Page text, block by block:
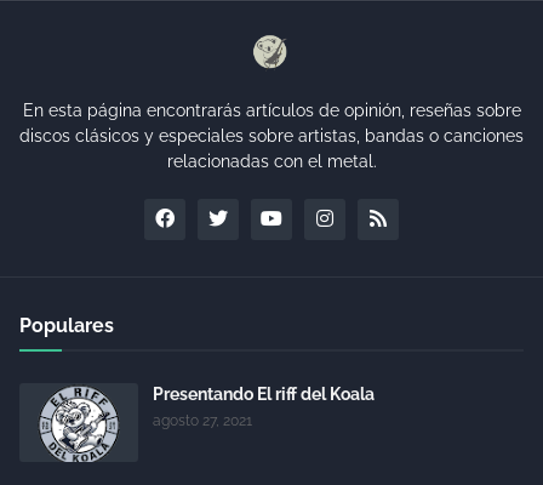
En esta página encontrarás artículos de opinión, reseñas sobre
discos clásicos y especiales sobre artistas, bandas o canciones
relacionadas con el metal.
Populares
Presentando El riff del Koala
agosto 27, 2021